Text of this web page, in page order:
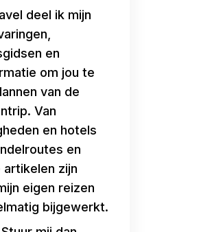
deel ik mijn
en
om jou te
van de
Van
en hotels
en
zijn
eigen reizen
bijgewerkt.